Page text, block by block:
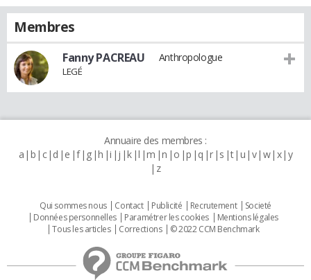
Membres
Fanny PACREAU
LEGÉ
Anthropologue
Annuaire des membres :
a b c d e f g h i j k l m n o p q r s t u v w x y
z
Qui sommes nous Contact Publicité Recrutement
Societé
Données personnelles
Paramétrer les cookies
Mentions légales
Tous les articles
Corrections © 2022 CCM Benchmark